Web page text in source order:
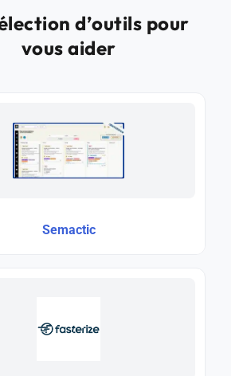
d’outils pour
vous aider
Semactic